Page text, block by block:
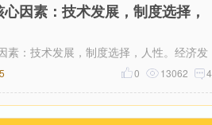
因素：技术发展，制度选择，
素：技术发展，制度选择，人性。经济发
业革命（总共4次）：技术进步，推
4
13062
0